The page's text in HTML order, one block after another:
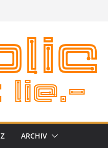
ARCHIV